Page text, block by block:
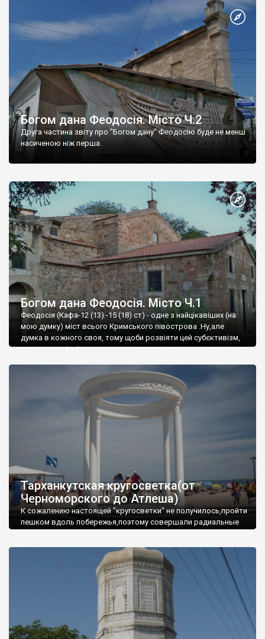
Богом дана Феодосія. Місто Ч.2
Друга частина звіту про "Богом дану" Феодосію буде не менш
насиченою ніж перша.
Богом дана Феодосія. Місто Ч.1
Феодосія (Кафа-12 (13) -15 (18) ст) - одне з найцікавіших (на
мою думку) міст всього Кримського півострова .Ну,але
думка в кожного своя, тому щоби розвіяти цей субєктивізм,
запрошую відвідати це
Тарханкутская кругосветка(от
Черноморского до Атлеша)
К сожалению настоящей "кругосветки" не получилось,пройти
пешком вдоль побережья,поэтому совершали радиальные